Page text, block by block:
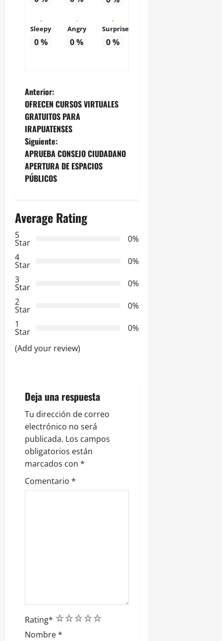
Sleepy
0%
Angry
0%
Surprise
0%
N
a
v
e
g
c
i
ó
n
d
e
e
t
r
a
d
a
s
Anterior:
OFRECEN CURSOS VIRTUALES
GRATUITOS PARA
IRAPUATENSES
Siguiente:
APRUEBA CONSEJO CIUDADANO
APERTURA DE ESPACIOS
PÚBLICOS
Average Rating
5
Star
0%
4
Star
0%
3
Star
0%
2
Star
0%
1
Star
0%
(Add your review)
Deja una respuesta
Tu dirección de correo
electrónico no será
publicada. Los campos
obligatorios están
marcados con *
Comentario *
Rating* 5
4
3
2
1
Nombre*